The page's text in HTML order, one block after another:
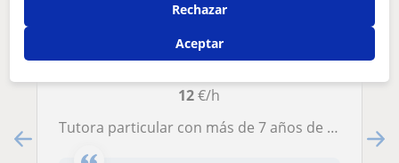
Sara
12€/h
Tutora particular con más de 7 años de experiencia con alumnado de primaria y ESO.
Rechazar
Aceptar